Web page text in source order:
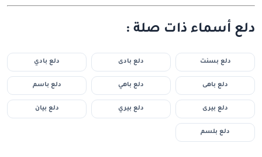
دلع أسماء ذات صلة :
دلع بسنت دلع بادى دلع بادي
دلع باهى دلع باهي دلع باسم
دلع بيرى دلع بيري دلع بيان
دلع بلسم